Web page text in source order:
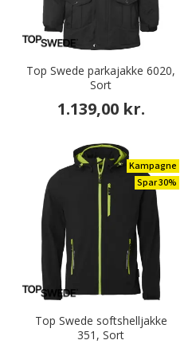
Top Swede parkajakke 6020,
Sort
1.139,00 kr.
Kampagne
Spar 30%
Top Swede softshelljakke
351, Sort